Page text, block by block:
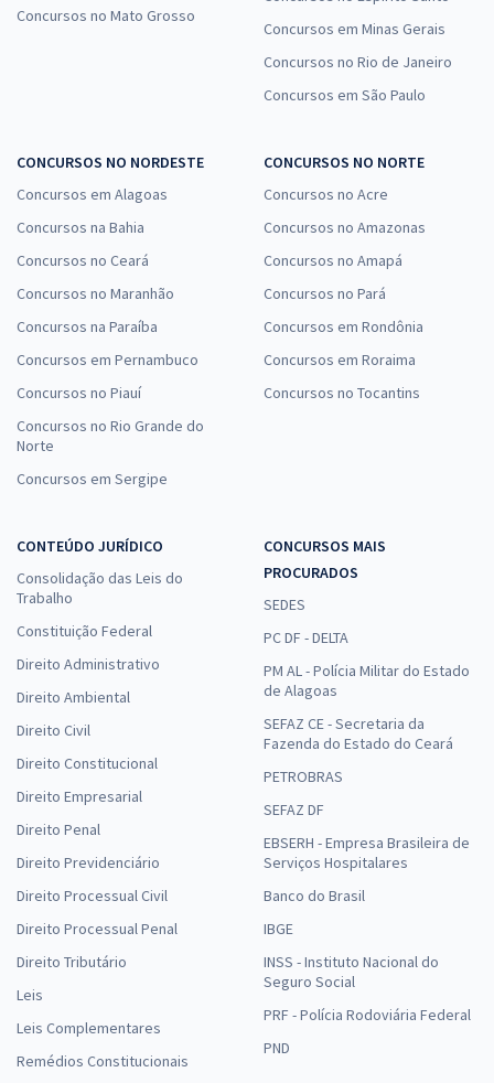
Concursos no Mato Grosso
Concursos em Minas Gerais
Concursos no Rio de Janeiro
Concursos em São Paulo
CONCURSOS NO NORDESTE
Concursos em Alagoas
Concursos na Bahia
Concursos no Ceará
Concursos no Maranhão
Concursos na Paraíba
Concursos em Pernambuco
Concursos no Piauí
Concursos no Rio Grande do
Norte
Concursos em Sergipe
CONCURSOS NO NORTE
Concursos no Acre
Concursos no Amazonas
Concursos no Amapá
Concursos no Pará
Concursos em Rondônia
Concursos em Roraima
Concursos no Tocantins
CONTEÚDO JURÍDICO
Consolidação das Leis do
Trabalho
Constituição Federal
Direito Administrativo
Direito Ambiental
Direito Civil
Direito Constitucional
Direito Empresarial
Direito Penal
Direito Previdenciário
Direito Processual Civil
Direito Processual Penal
Direito Tributário
Leis
Leis Complementares
Remédios Constitucionais
CONCURSOS MAIS
PROCURADOS
SEDES
PC DF - DELTA
PM AL - Polícia Militar do Estado
de Alagoas
SEFAZ CE - Secretaria da
Fazenda do Estado do Ceará
PETROBRAS
SEFAZ DF
EBSERH - Empresa Brasileira de
Serviços Hospitalares
Banco do Brasil
IBGE
INSS - Instituto Nacional do
Seguro Social
PRF - Polícia Rodoviária Federal
PND